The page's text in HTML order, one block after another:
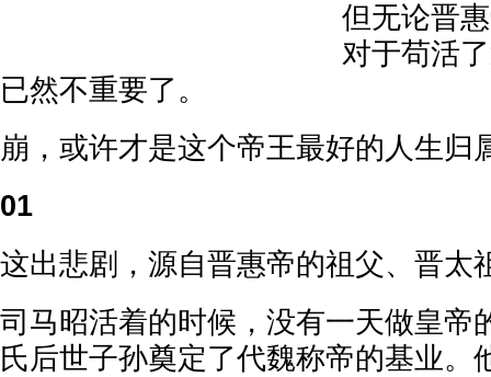
但无论晋
对于苟活
已然不重要了。
崩，或许才是这个帝王最好的人生归
01
这出悲剧，源自晋惠帝的祖父、晋太
司马昭活着的时候，没有一天做皇帝
氏后世子孙奠定了代魏称帝的基业。